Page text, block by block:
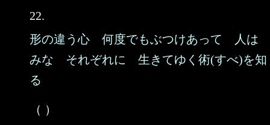
22.
形の違う心 何度でもぶつけあって 人は
みな それぞれに 生きてゆく術(すべ)を知
る
（ ）